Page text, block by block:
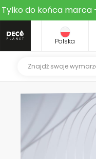
Tylko do końca marca
Polska